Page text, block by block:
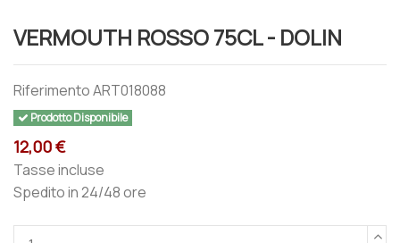
VERMOUTH ROSSO 75CL - DOLIN
RiferimentoART018088
Prodotto Disponibile
12,00 €
Tasse incluse
Spedito in 24/48 ore